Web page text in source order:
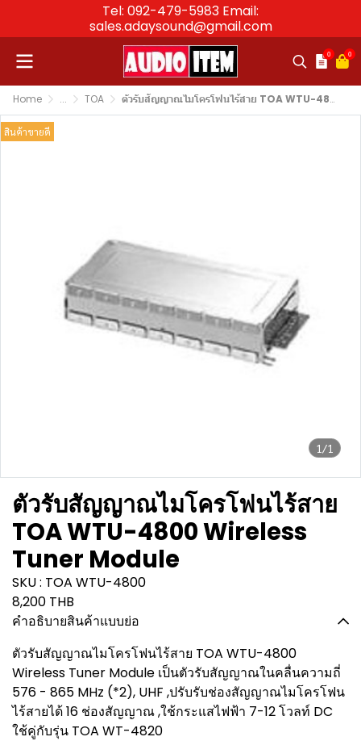
Tel: 092-479-5983 Email:
sales.adaysound@gmail.com
0 0
Home ... TOA ตัวรับสัญญาณไมโครโฟนไร้สาย TOA WTU-4800 Wireless Tuner Module
1/1
สินค้าขายดี
ตัวรับสัญญาณไมโครโฟนไร้สาย
TOA WTU-4800 Wireless
Tuner Module
SKU : TOA WTU-4800
8,200 THB
คำอธิบายสินค้าแบบย่อ
ตัวรับสัญญาณไมโครโฟนไร้สาย TOA WTU-4800
Wireless Tuner Module เป็นตัวรับสัญญาณในคลื่นความถี่
576 - 865 MHz (*2), UHF ,ปรับรับช่องสัญญาณไมโครโฟน
ไร้สายได้ 16 ช่องสัญญาณ ,ใช้กระแสไฟฟ้า 7-12 โวลท์ DC
ใช้คู่กับรุ่น TOA WT-4820